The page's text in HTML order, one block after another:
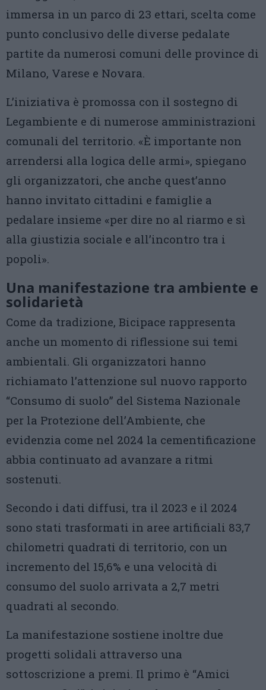
immersa in un parco di 23 ettari, scelta come
punto conclusivo delle diverse pedalate
partite da numerosi comuni delle province di
Milano, Varese e Novara.
L’iniziativa è promossa con il sostegno di
Legambiente e di numerose amministrazioni
comunali del territorio. «È importante non
arrendersi alla logica delle armi», spiegano
gli organizzatori, che anche quest’anno
hanno invitato cittadini e famiglie a
pedalare insieme «per dire no al riarmo e sì
alla giustizia sociale e all’incontro tra i
popoli».
Una manifestazione tra ambiente e
solidarietà
Come da tradizione, Bicipace rappresenta
anche un momento di riflessione sui temi
ambientali. Gli organizzatori hanno
richiamato l’attenzione sul nuovo rapporto
“Consumo di suolo” del Sistema Nazionale
per la Protezione dell’Ambiente, che
evidenzia come nel 2024 la cementificazione
abbia continuato ad avanzare a ritmi
sostenuti.
Secondo i dati diffusi, tra il 2023 e il 2024
sono stati trasformati in aree artificiali 83,7
chilometri quadrati di territorio, con un
incremento del 15,6% e una velocità di
consumo del suolo arrivata a 2,7 metri
quadrati al secondo.
La manifestazione sostiene inoltre due
progetti solidali attraverso una
sottoscrizione a premi. Il primo è “Amici